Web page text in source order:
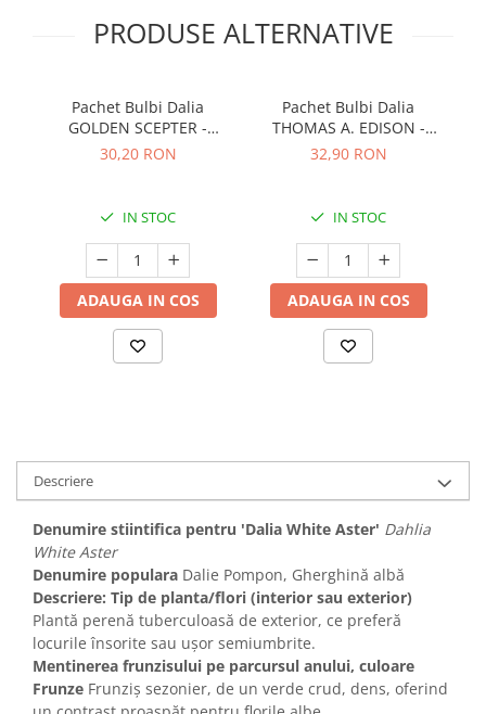
PRODUSE ALTERNATIVE
Pachet Bulbi Dalia
GOLDEN SCEPTER -
Cod:103.020
30,20 RON
IN STOC
ADAUGA IN COS
Pachet Bulbi Dalia
THOMAS A. EDISON -
Cod:100.775
32,90 RON
IN STOC
ADAUGA IN COS
Descriere
Denumire stiintifica pentru 'Dalia White Aster' Dahlia
White Aster
Denumire populara Dalie Pompon, Gherghină albă
Descriere: Tip de planta/flori (interior sau exterior)
Plantă perenă tuberculoasă de exterior, ce preferă
locurile însorite sau ușor semiumbrite.
Mentinerea frunzisului pe parcursul anului, culoare
Frunze Frunziș sezonier, de un verde crud, dens, oferind